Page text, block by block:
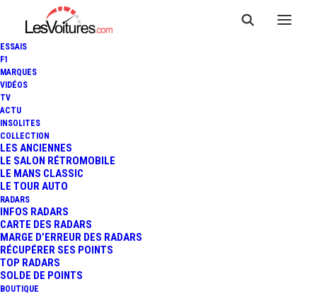
ESSAIS
F1
MARQUES
VIDÉOS
TV
ACTU
INSOLITES
COLLECTION
LES ANCIENNES
LE SALON RÉTROMOBILE
LE MANS CLASSIC
LE TOUR AUTO
RADARS
INFOS RADARS
CARTE DES RADARS
MARGE D’ERREUR DES RADARS
RÉCUPÉRER SES POINTS
TOP RADARS
SOLDE DE POINTS
BOUTIQUE
RENAULT 5 : VOICI LA
SPECTACULAIRE R5 TURBO 3
2 Minutes